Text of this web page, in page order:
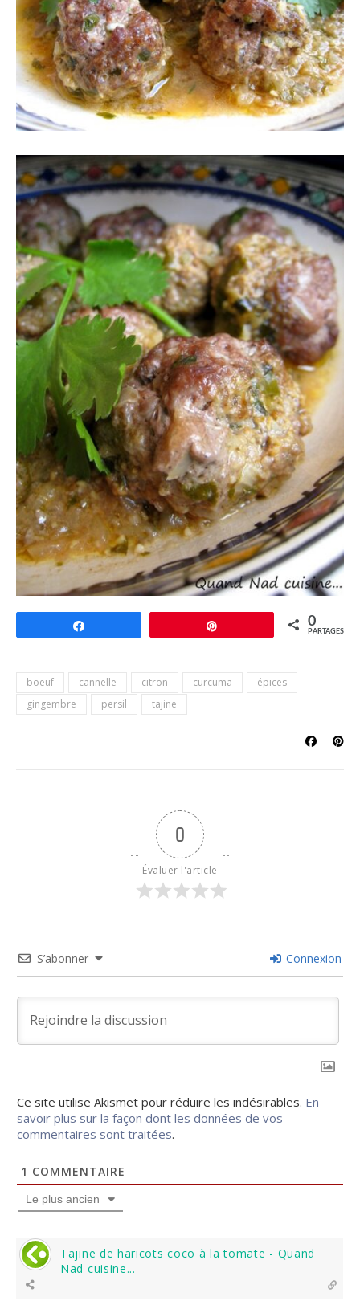
0
PARTAGES
boeuf cannelle citron curcuma
épices
gingembre
persil tajine
0
Évaluer l'article
S’abonner Connexion
Ce site utilise Akismet pour réduire les indésirables. En
savoir plus sur la façon dont les données de vos
commentaires sont traitées.
1 COMMENTAIRE
Le plus ancien
Tajine de haricots coco à la tomate - Quand
Nad cuisine...